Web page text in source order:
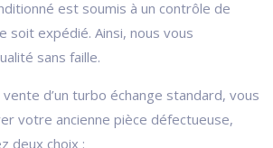
est soumis à un contrôle de
soit expédié. Ainsi, nous vous
sans faille.
d’un turbo échange standard, vous
votre ancienne pièce défectueuse,
deux choix :